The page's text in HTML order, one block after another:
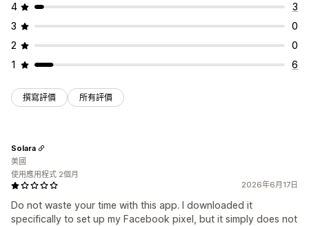
4
3
3
0
2
0
1
6
撰寫評價 所有評價
2026年6月17日
Do not waste your time with this app. I downloaded it
specifically to set up my Facebook pixel, but it simply does not
Solara
美國
使用應用程式 2個月